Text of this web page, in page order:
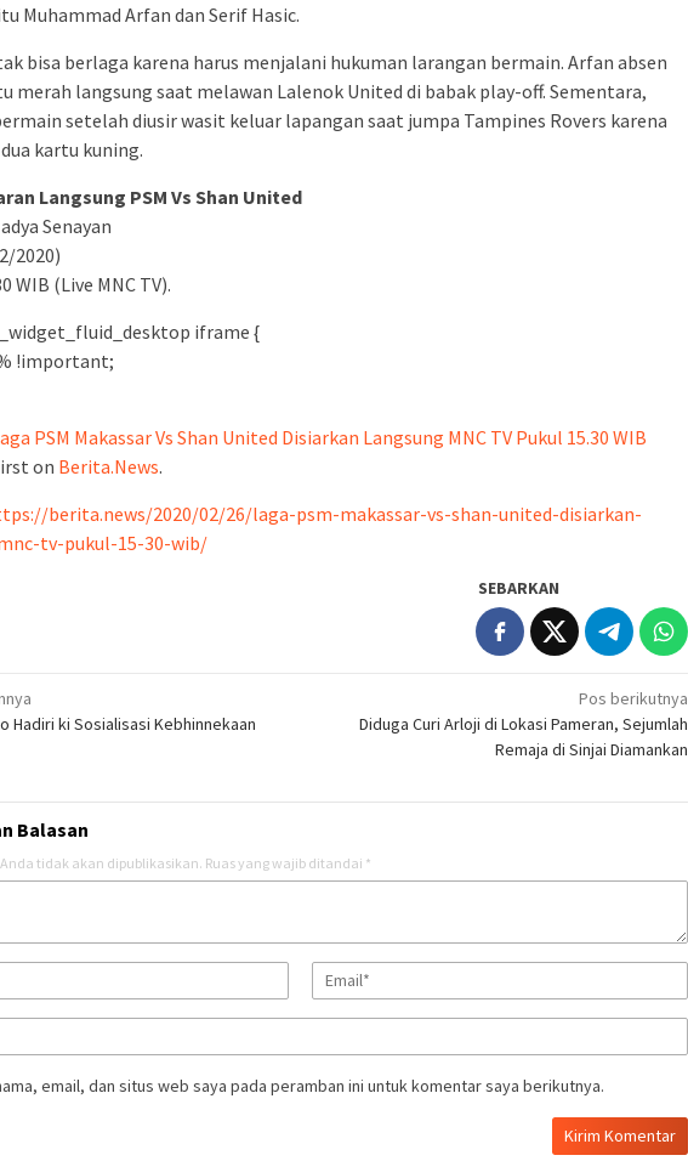
Muhammad Arfan dan Serif Hasic.
bisa berlaga karena harus menjalani hukuman larangan bermain. Arfan absen
merah langsung saat melawan Lalenok United di babak play-off. Sementara,
setelah diusir wasit keluar lapangan saat jumpa Tampines Rovers karena
kartu kuning.
Langsung PSM Vs Shan United
Senayan
2020)
WIB (Live MNC TV).
iframe {
!important;
PSM Makassar Vs Shan United Disiarkan Langsung MNC TV Pukul 15.30 WIB
on Berita.News.
berita.news/2020/02/26/laga-psm-makassar-vs-shan-united-disiarkan-
tv-pukul-15-30-wib/
SEBARKAN
Hadiri ki Sosialisasi Kebhinnekaan
Pos berikutnya
Diduga Curi Arloji di Lokasi Pameran, Sejumlah
Remaja di Sinjai Diamankan
Balasan
tidak akan dipublikasikan. Ruas yang wajib ditandai *
email, dan situs web saya pada peramban ini untuk komentar saya berikutnya.